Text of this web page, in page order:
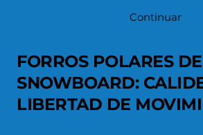
FORROS POLARES DE
SNOWBOARD:
LIBERTAD DE
Continuar